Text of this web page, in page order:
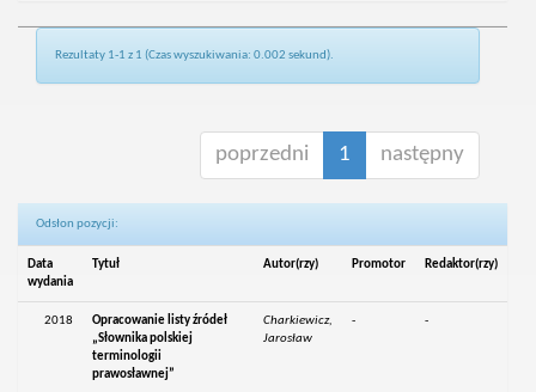
Rezultaty 1-1 z 1 (Czas wyszukiwania: 0.002 sekund).
poprzedni 1 następny
Odsłon pozycji:
Data
wydania
Tytuł Autor(rzy) Promotor Redaktor(rzy)
2018
Opracowanie listy źródeł
„Słownika polskiej
terminologii
prawosławnej”
Charkiewicz,
Jarosław
- -